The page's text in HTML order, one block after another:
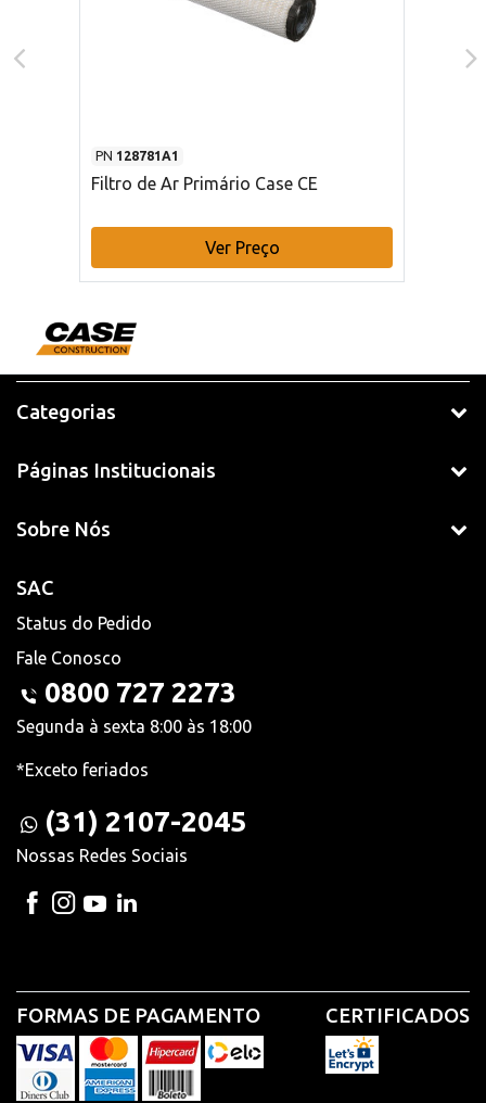
PN 128781A1
Filtro de Ar Primário Case CE
Ver Preço
Categorias
Páginas Institucionais
Sobre Nós
SAC
Status do Pedido
Fale Conosco
0800 727 2273
Segunda à sexta 8:00 às 18:00
*Exceto feriados
(31) 2107-2045
Nossas Redes Sociais
FORMAS DE PAGAMENTO CERTIFICADOS